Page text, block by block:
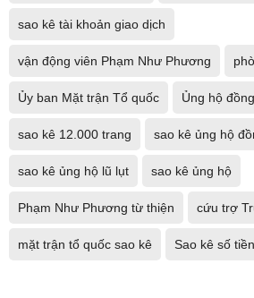
sao kê tài khoản giao dịch
vận động viên Phạm Như Phương
Ủy ban Mặt trận Tổ quốc Ủng hộ
sao kê 12.000 trang sao kê ủng hộ
sao kê ủng hộ lũ lụt sao kê ủng hộ
Phạm Như Phương từ thiện cứu trợ
mặt trận tổ quốc sao kê Sao kê số tiền